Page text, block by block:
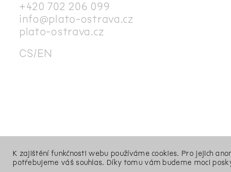
+420 702 206 099
info@plato-ostrava.cz
plato-ostrava.cz
CS EN
K zajištění funkčnosti webu používáme cookies. Pro jejich
potřebujeme váš souhlas. Díky tomu vám budeme moci